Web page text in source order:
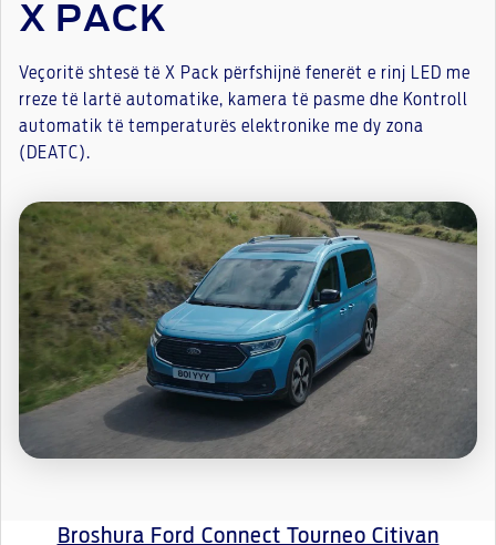
X PACK
Veçoritë shtesë të X Pack përfshijnë fenerët e rinj LED me
rreze të lartë automatike, kamera të pasme dhe Kontroll
automatik të temperaturës elektronike me dy zona
(DEATC).
Broshura Ford Connect Tourneo Citivan